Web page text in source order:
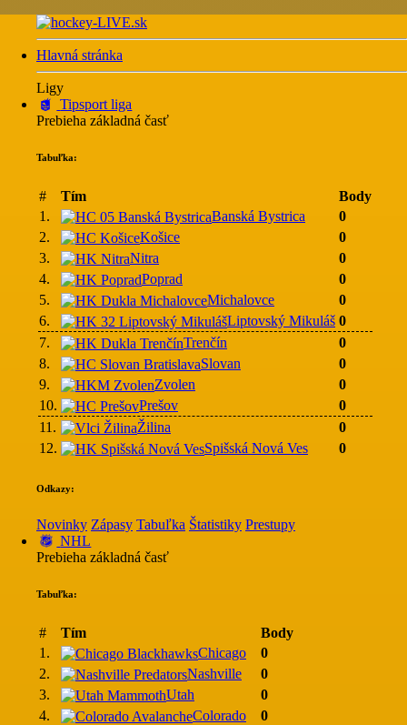
Hlavná stránka
Ligy
Tipsport liga
Prebieha základná časť
Tabuľka:
# Tím
Body
1.
Banská Bystrica
0
2.
Košice
0
3.
Nitra
0
4.
Poprad
0
5.
Michalovce
0
6.
Liptovský Mikuláš 0
7.
Trenčín
0
8.
Slovan
0
9.
Zvolen
0
10.
Prešov
0
11.
Žilina
0
12.
Spišská Nová Ves 0
Odkazy:
Novinky Zápasy Tabuľka Štatistiky Prestupy
NHL
Prebieha základná časť
Tabuľka:
# Tím
Body
1.
Chicago
0
2.
Nashville
0
3.
Utah
0
4.
Colorado
0